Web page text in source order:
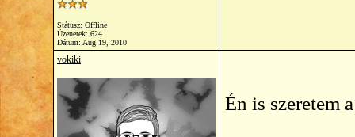
Státusz: Offline
Üzenetek: 624
Dátum: Aug 19, 2010
vokiki
Én is szeretem